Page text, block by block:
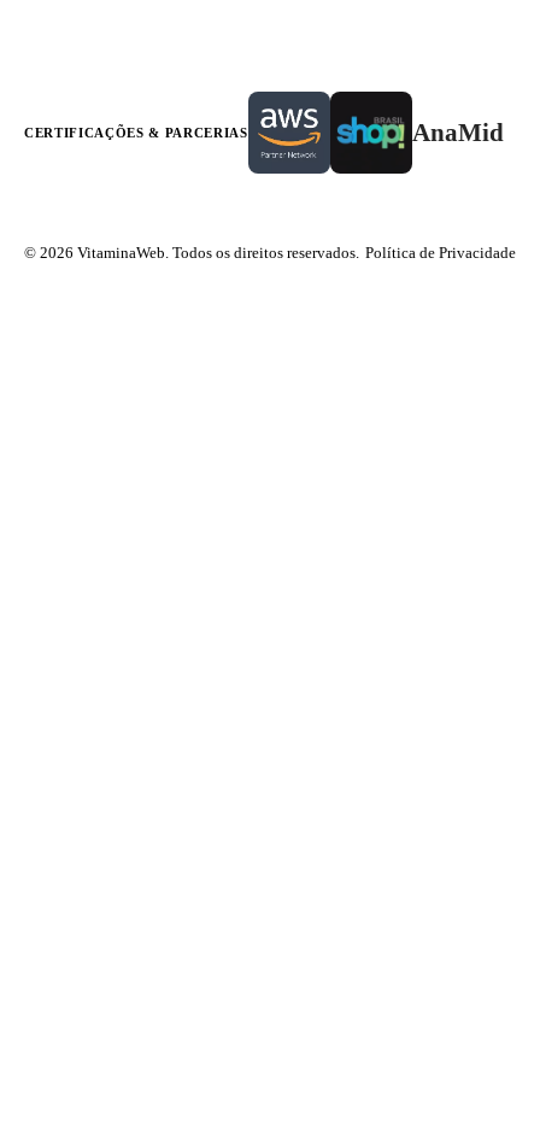
CERTIFICAÇÕES & PARCERIAS AnaMid
© 2026 VitaminaWeb. Todos os direitos reservados. Política de Privacidade